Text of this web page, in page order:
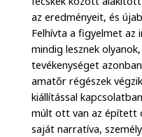
az eredményeit, és
Felhívta a figyelmet az
mindig lesznek
tevékenységet
amatőr régészek
kiállítással
múlt ott van az épített
saját narratíva,